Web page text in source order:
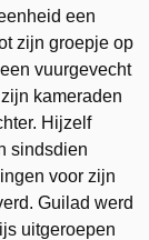
een
zijn groepje op
vuurgevecht
kameraden
Hijzelf
sindsdien
voor zijn
Guilad werd
uitgeroepen